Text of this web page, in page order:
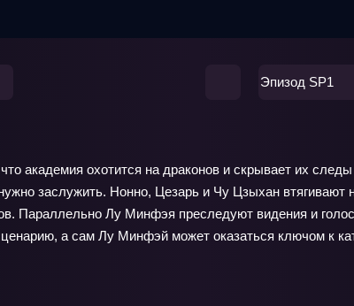
Эпизод SP1
академия охотится на драконов и скрывает их
заслужить. Нонно, Цезарь и Чу Цзыхан
Параллельно Лу Минфэя преследуют видения и
а сам Лу Минфэй может оказаться ключом к